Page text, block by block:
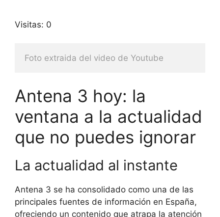
Visitas: 0
Foto extraida del video de Youtube
Antena 3 hoy: la
ventana a la actualidad
que no puedes ignorar
La actualidad al instante
Antena 3 se ha consolidado como una de las
principales fuentes de información en España,
ofreciendo un contenido que atrapa la atención